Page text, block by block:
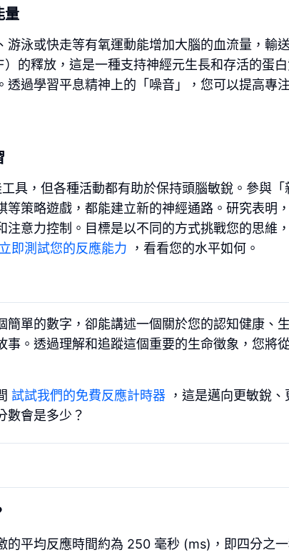
量
泳或快走等有氧運動能增加大腦的血流量，輸
的釋放，這是一種支持神經元生長和存活的蛋
過學習平息精神上的「噪音」，您可以提高專
具，但各種活動都有助於保持頭腦敏銳。參與「
策略遊戲，都能建立新的神經通路。研究表明
意力控制。目標是以不同的方式挑戰您的思維
立即測試您的反應能力 ，看看您的水平如何。
單的數字，卻能講述一個關於您的認知健康、
。透過理解和追蹤這個重要的生命徵象，您將
試試我們的免費反應計時器 ，這是邁向更敏銳
數會是多少？
的平均反應時間約為 250 毫秒 (ms)，即四分之